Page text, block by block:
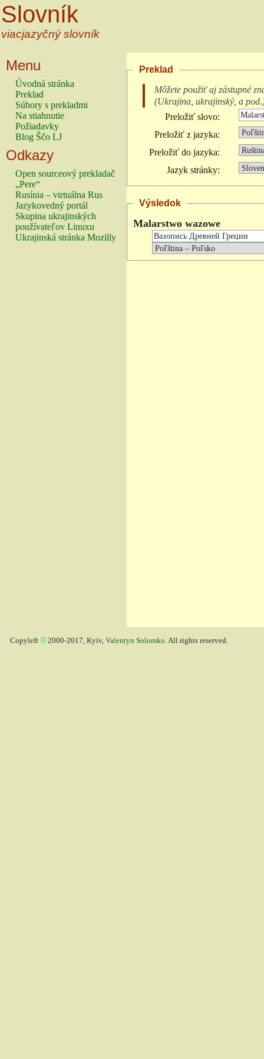
Slovník
viacjazyčný slovník
Menu
Úvodná stránka
Preklad
Súbory s prekladmi
Na stiahnutie
Požiadavky
Blog Ščo LJ
Odkazy
Open sourceový prekladač
„Pere“
Rusínia – virtuálna Rus
Jazykovedný portál
Skupina ukrajinských
používateľov Linuxu
Ukrajinská stránka Mozilly
Preklad
Môžete použiť aj zástupné
(Ukrajina, ukrajinský, a pod.
Preložiť slovo:
Preložiť z jazyka:
Preložiť do jazyka:
Jazyk stránky:
Výsledok
Malarstwo wazowe
Copyleft 2000-2017, Kyiv, Valentyn Solomko. All rights reserved.